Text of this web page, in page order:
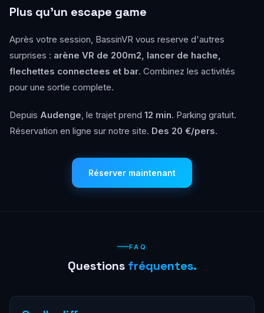
Plus qu'un escape game
Après votre session, BassinVR vous reserve d'autres
surprises : arène VR de 200m2, lancer de hache,
flechettes connectees et bar. Combinez les activités
pour une sortie complete.
Depuis Audenge, le trajet prend 12 min. Parking gratuit.
Réservation en ligne sur notre site. Des 20 €/pers.
Réserver maintenant
FAQ
Questions fréquentes.